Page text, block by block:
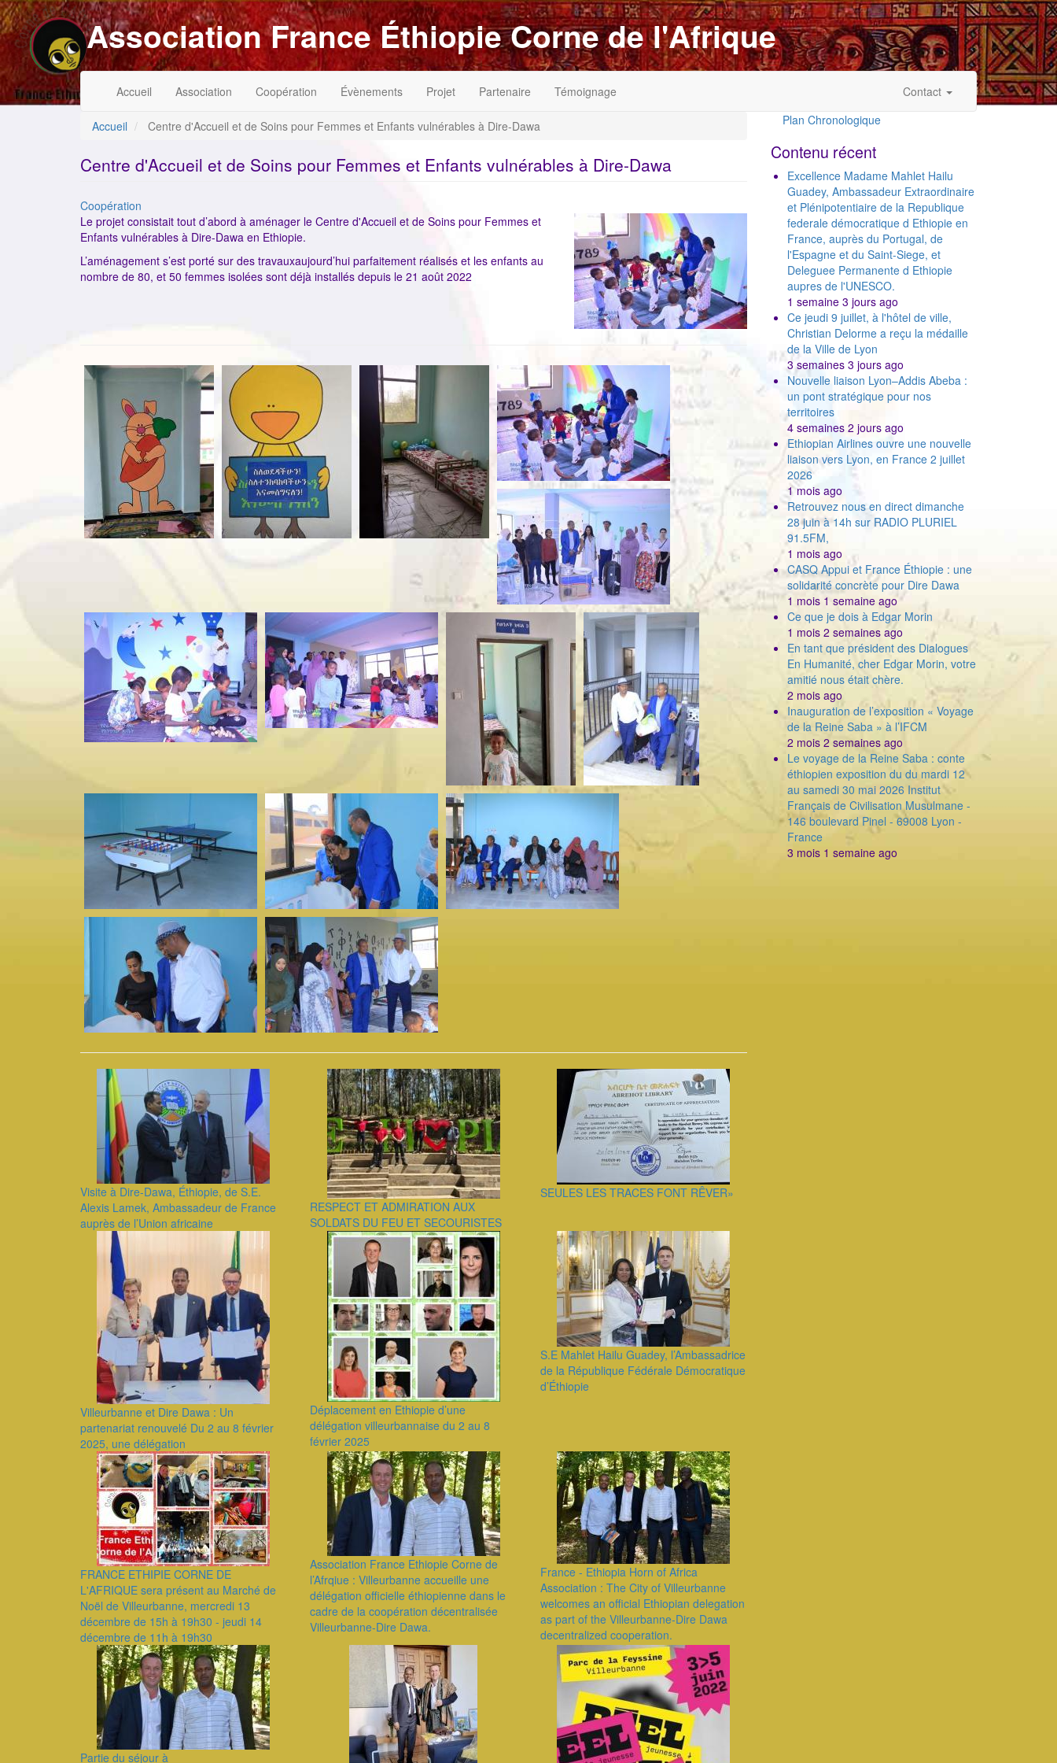
Aller
au
contenu
principal
Association France Éthiopie Corne de l'Afrique
principale
Accueil Association Coopération Évènements Projet Partenaire Témoignage
du
de
Contact
Accueil Centre d'Accueil et de Soins pour Femmes et Enfants vulnérables à Dire-Dawa
Centre d'Accueil et de Soins pour Femmes et Enfants vulnérables à Dire-Dawa
Catégorie
Coopération
ImageenAvant
Le projet consistait tout d’abord à aménager le Centre d'Accueil et de Soins pour Femmes et
Enfants vulnérables à Dire-Dawa en Ethiopie.
L’aménagement s’est porté sur des travauxaujourd’hui parfaitement réalisés et les enfants au
nombre de 80, et 50 femmes isolées sont déjà installés depuis le 21 août 2022
Visite à Dire-Dawa, Éthiopie, de S.E.
Alexis Lamek, Ambassadeur de France
auprès de l’Union africaine
RESPECT ET ADMIRATION AUX
SOLDATS DU FEU ET SECOURISTES
SEULES LES TRACES FONT RÊVER»
Villeurbanne et Dire Dawa : Un
partenariat renouvelé Du 2 au 8 février
2025, une délégation
Déplacement en Ethiopie d’une
délégation villeurbannaise du 2 au 8
février 2025
S.E Mahlet Hailu Guadey, l’Ambassadrice
de la République Fédérale Démocratique
d’Éthiopie
FRANCE ETHIPIE CORNE DE
L'AFRIQUE sera présent au Marché de
Noël de Villeurbanne, mercredi 13
décembre de 15h à 19h30 - jeudi 14
décembre de 11h à 19h30
Association France Ethiopie Corne de
l’Afrqiue : Villeurbanne accueille une
délégation officielle éthiopienne dans le
cadre de la coopération décentralisée
Villeurbanne-Dire Dawa.
France - Ethiopia Horn of Africa
Association : The City of Villeurbanne
welcomes an official Ethiopian delegation
as part of the Villeurbanne-Dire Dawa
decentralized cooperation.
Partie du séjour à
Plan Chronologique
Contenu récent
Excellence Madame Mahlet Hailu
Guadey, Ambassadeur Extraordinaire
et Plénipotentiaire de la Republique
federale démocratique d Ethiopie en
France, auprès du Portugal, de
l'Espagne et du Saint-Siege, et
Deleguee Permanente d Ethiopie
aupres de l'UNESCO.
1 semaine 3 jours ago
Ce jeudi 9 juillet, à l'hôtel de ville,
Christian Delorme a reçu la médaille
de la Ville de Lyon
3 semaines 3 jours ago
Nouvelle liaison Lyon–Addis Abeba :
un pont stratégique pour nos
territoires
4 semaines 2 jours ago
Ethiopian Airlines ouvre une nouvelle
liaison vers Lyon, en France 2 juillet
2026
1 mois ago
Retrouvez nous en direct dimanche
28 juin à 14h sur RADIO PLURIEL
91.5FM,
1 mois ago
CASQ Appui et France Éthiopie : une
solidarité concrète pour Dire Dawa
1 mois 1 semaine ago
Ce que je dois à Edgar Morin
1 mois 2 semaines ago
En tant que président des Dialogues
En Humanité, cher Edgar Morin, votre
amitié nous était chère.
2 mois ago
Inauguration de l’exposition « Voyage
de la Reine Saba » à l’IFCM
2 mois 2 semaines ago
Le voyage de la Reine Saba : conte
éthiopien exposition du du mardi 12
au samedi 30 mai 2026 Institut
Français de Civilisation Musulmane -
146 boulevard Pinel - 69008 Lyon -
France
3 mois 1 semaine ago